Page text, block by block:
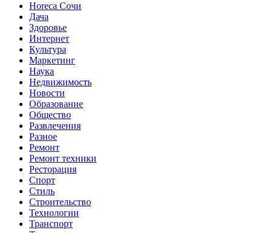
Horeca Сочи
Дача
Здоровье
Интернет
Культура
Маркетинг
Наука
Недвижимость
Новости
Образование
Общество
Развлечения
Разное
Ремонт
Ремонт техники
Ресторация
Спорт
Стиль
Строительство
Технологии
Транспорт